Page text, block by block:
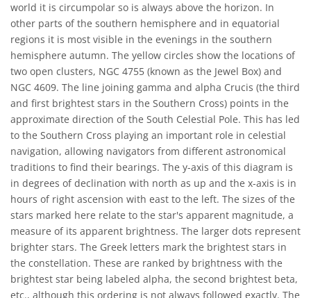
world it is circumpolar so is always above the horizon. In
other parts of the southern hemisphere and in equatorial
regions it is most visible in the evenings in the southern
hemisphere autumn. The yellow circles show the locations of
two open clusters, NGC 4755 (known as the Jewel Box) and
NGC 4609. The line joining gamma and alpha Crucis (the third
and first brightest stars in the Southern Cross) points in the
approximate direction of the South Celestial Pole. This has led
to the Southern Cross playing an important role in celestial
navigation, allowing navigators from different astronomical
traditions to find their bearings. The y-axis of this diagram is
in degrees of declination with north as up and the x-axis is in
hours of right ascension with east to the left. The sizes of the
stars marked here relate to the star's apparent magnitude, a
measure of its apparent brightness. The larger dots represent
brighter stars. The Greek letters mark the brightest stars in
the constellation. These are ranked by brightness with the
brightest star being labeled alpha, the second brightest beta,
etc., although this ordering is not always followed exactly. The